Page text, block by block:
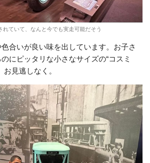
れていて、なんと今でも実走可能だそう
合いが良い味を出しています。お子さ
にピッタリな小さなサイズの“コスミ
お見逃しなく。